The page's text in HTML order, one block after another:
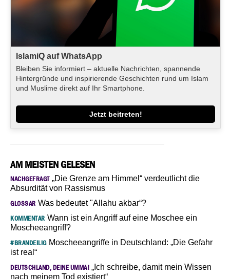
IslamiQ auf WhatsApp
Bleiben Sie informiert – aktuelle Nachrichten, spannende
Hintergründe und inspirierende Geschichten rund um Islam
und Muslime direkt auf Ihr Smartphone.
Jetzt beitreten!
AM MEISTEN GELESEN
NACHGEFRAGT„Die Grenze am Himmel“ verdeutlicht die
Absurdität von Rassismus
GLOSSAR Was bedeutet "Allahu akbar“?
KOMMENTAR Wann ist ein Angriff auf eine Moschee ein
Moscheeangriff?
#BRANDEILIGMoscheeangriffe in Deutschland: „Die Gefahr
ist real“
DEUTSCHLAND, DEINE UMMA! „Ich schreibe, damit mein Wissen
nach meinem Tod existiert“